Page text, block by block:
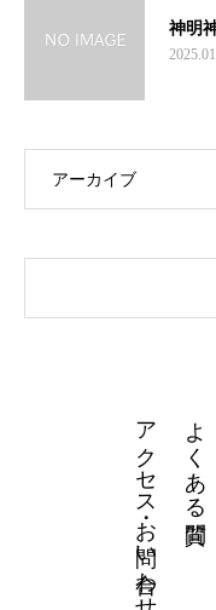
神明
アーカイブ
よくある質問
アクセス・お問い合わせ